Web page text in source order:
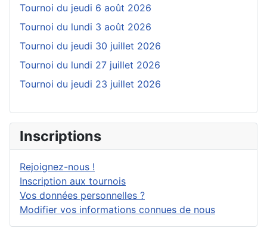
Tournoi du jeudi 6 août 2026
Tournoi du lundi 3 août 2026
Tournoi du jeudi 30 juillet 2026
Tournoi du lundi 27 juillet 2026
Tournoi du jeudi 23 juillet 2026
Inscriptions
Rejoignez-nous !
Inscription aux tournois
Vos données personnelles ?
Modifier vos informations connues de nous